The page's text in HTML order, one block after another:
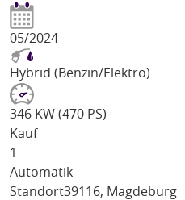
05/2024
Hybrid (Benzin/Elektro)
346 KW (470 PS)
Kauf
1
Automatik
Standort39116, Magdeburg